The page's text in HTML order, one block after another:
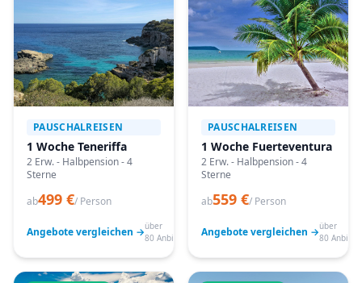
PAUSCHALREISEN
1 Woche Teneriffa
2 Erw. - Halbpension - 4
Sterne
ab499 €/ Person
Angebote vergleichen →über
80 Anbieter
PAUSCHALREISEN
1 Woche Fuerteventura
2 Erw. - Halbpension - 4
Sterne
ab559 €/ Person
Angebote vergleichen →über
80